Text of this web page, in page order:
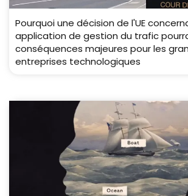
Pourquoi une décision de l'UE
application de gestion du trafic
conséquences majeures pour les
entreprises technologiques